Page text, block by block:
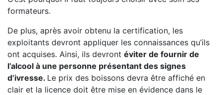
formateurs.
De plus, après avoir obtenu la certification, les
exploitants devront appliquer les connaissances qu’ils
ont acquises. Ainsi, ils devront éviter de fournir de
l’alcool à une personne présentant des signes
d’ivresse. Le prix des boissons devra être affiché en
clair et la licence doit être mise en évidence dans le